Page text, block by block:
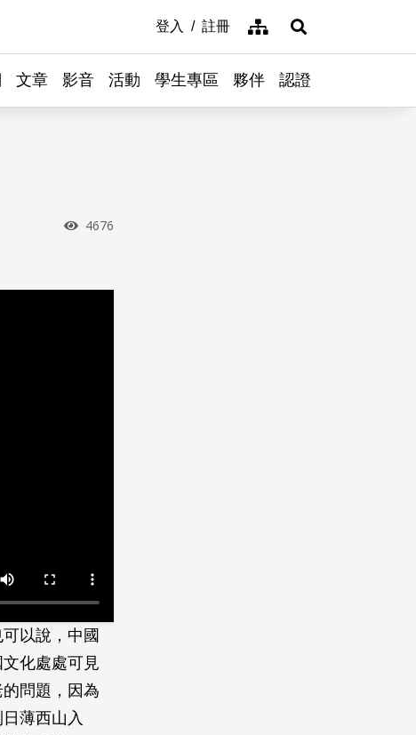
登入 註冊 網站導覽展開搜尋
文章 影音 活動 學生專區 夥伴 認證
瀏覽次數
4676
以說，中國
化處處可見
問題，因為
薄西山入